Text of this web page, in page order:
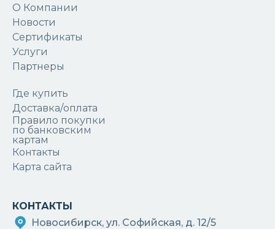
О Компании
Новости
Сертификаты
Услуги
Партнеры
Где купить
Доставка/оплата
Правило покупки
по банковским
картам
Контакты
Карта сайта
КОНТАКТЫ
Новосибирск, ул. Софийская, д. 12/5